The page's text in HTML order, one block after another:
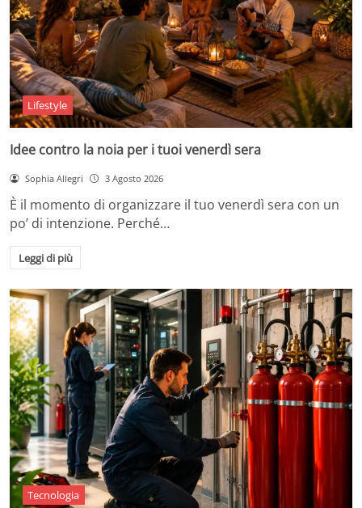
Lifestyle
Idee contro la noia per i tuoi venerdì sera
Sophia Allegri 3 Agosto 2026
È il momento di organizzare il tuo venerdì sera con un
po’ di intenzione. Perché…
Leggi di più
Tecnologia